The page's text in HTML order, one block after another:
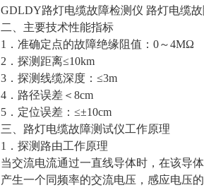
GDLDY路灯电缆故障检测仪 路灯电缆
二、主要技术性能指标
1．准确定点的故障绝缘阻值：0～4MΩ
2．探测距离≤10km
3．探测线缆深度：≤3m
4．路径误差＜8cm
5．定位误差：≤±10cm
三、路灯电缆故障测试仪工作原理
1．探测路由工作原理
当交流电流通过一直线导体时，在该导
产生一个同频率的交流电压，感应电压